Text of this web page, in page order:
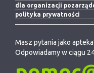
dla organizacji
polityka prywatności
Masz pytania jako
Odpowiadamy w ciągu